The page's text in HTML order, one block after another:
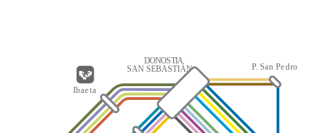
DONOSTIA
SAN SEBASTIÁN P. San Pedro
Ibaeta